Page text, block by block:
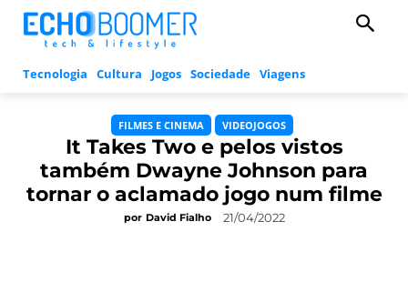
Tecnologia Cultura Jogos Sociedade Viagens
FILMES E CINEMA VIDEOJOGOS
It Takes Two e pelos vistos
também Dwayne Johnson para
tornar o aclamado jogo num filme
por David Fialho 21/04/2022